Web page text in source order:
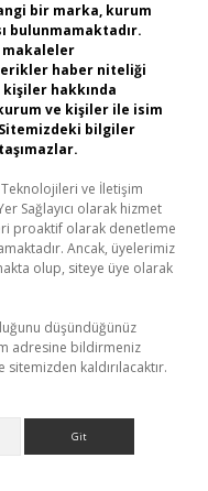
bir marka, kurum
bulunmamaktadır.
makaleler
haber niteliği
hakkında
ve kişiler ile isim
bilgiler
Teknolojileri ve İletişim
Sağlayıcı olarak hizmet
proaktif olarak denetleme
Ancak, üyelerimiz
olup, siteye üye olarak
düşündüğünüz
adresine bildirmeniz
kaldırılacaktır.